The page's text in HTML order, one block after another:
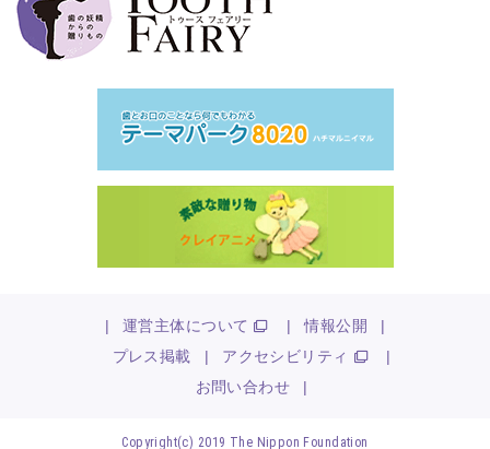
| 運営主体について | 情報公開
|
プレス掲載
| アクセシビリティ
|
お問い合わせ
|
Copyright(c) 2019 The Nippon Foundation